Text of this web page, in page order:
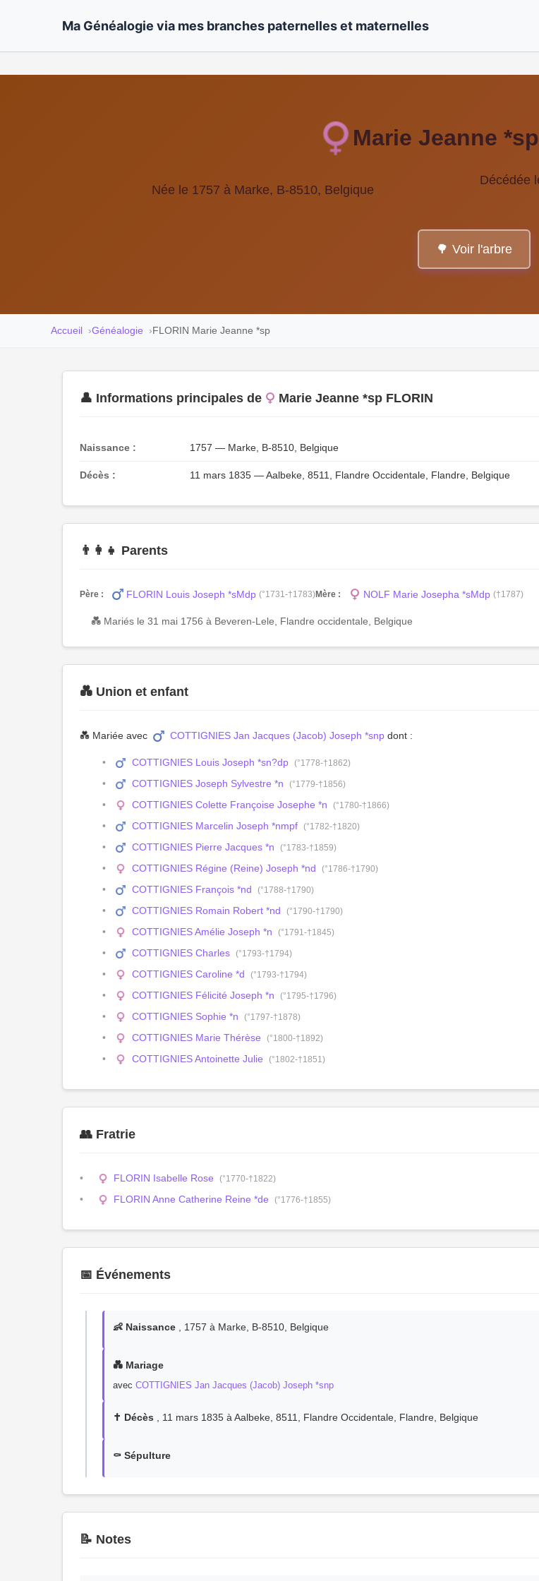
Ma Généalogie via mes branches paternelles et maternelles
Marie Jeanne
Née le 1757 à Marke, B-8510, Belgique
Décédée
🌳 Voir l'arbre
Accueil Généalogie FLORIN Marie Jeanne *sp
👤 Informations principales de Marie Jeanne *sp FLORIN
Naissance : 1757 — Marke, B-8510, Belgique
Décès : 11 mars 1835 — Aalbeke, 8511, Flandre Occidentale, Flandre, Belgique
👨‍👩‍👧 Parents
Père : FLORIN Louis Joseph *sMdp (°1731-†1783)Mère : NOLF Marie Josepha *sMdp (†1787)
💑 Mariés le 31 mai 1756 à Beveren-Lele, Flandre occidentale, Belgique
💑 Union et enfant
💑 Mariée avec COTTIGNIES Jan Jacques (Jacob) Joseph *snp dont :
COTTIGNIES Louis Joseph *sn?dp (°1778-†1862)
COTTIGNIES Joseph Sylvestre *n (°1779-†1856)
COTTIGNIES Colette Françoise Josephe *n (°1780-†1866)
COTTIGNIES Marcelin Joseph *nmpf (°1782-†1820)
COTTIGNIES Pierre Jacques *n (°1783-†1859)
COTTIGNIES Régine (Reine) Joseph *nd (°1786-†1790)
COTTIGNIES François *nd (°1788-†1790)
COTTIGNIES Romain Robert *nd (°1790-†1790)
COTTIGNIES Amélie Joseph *n (°1791-†1845)
COTTIGNIES Charles (°1793-†1794)
COTTIGNIES Caroline *d (°1793-†1794)
COTTIGNIES Félicité Joseph *n (°1795-†1796)
COTTIGNIES Sophie *n (°1797-†1878)
COTTIGNIES Marie Thérèse (°1800-†1892)
COTTIGNIES Antoinette Julie (°1802-†1851)
👥 Fratrie
FLORIN Isabelle Rose (°1770-†1822)
FLORIN Anne Catherine Reine *de (°1776-†1855)
📅 Événements
👶 Naissance , 1757 à Marke, B-8510, Belgique
💑 Mariage
avec COTTIGNIES Jan Jacques (Jacob) Joseph *snp
✝️ Décès , 11 mars 1835 à Aalbeke, 8511, Flandre Occidentale, Flandre, Belgique
⚰️ Sépulture
📝 Notes